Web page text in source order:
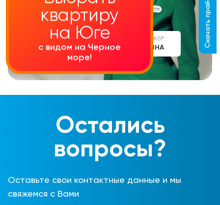
СТАРШИЙ МЕНЕДЖЕР
АЛИНА СЕРГЕЕВНА
Остались
вопросы?
Оставьте свои контактные данные и мы
свяжемся с Вами
квартиру
на Юге
с видом на Черное
море!